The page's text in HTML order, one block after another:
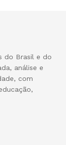
do Brasil e do
análise e
com